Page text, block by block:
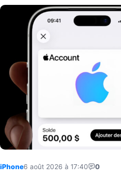
iPhone6 août 2026 à 17:40 0